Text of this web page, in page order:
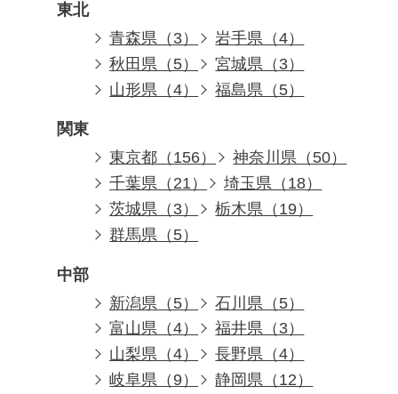
東北
青森県（3）
岩手県（4）
秋田県（5）
宮城県（3）
山形県（4）
福島県（5）
関東
東京都（156）
神奈川県（50）
千葉県（21）
埼玉県（18）
茨城県（3）
栃木県（19）
群馬県（5）
中部
新潟県（5）
石川県（5）
富山県（4）
福井県（3）
山梨県（4）
長野県（4）
岐阜県（9）
静岡県（12）